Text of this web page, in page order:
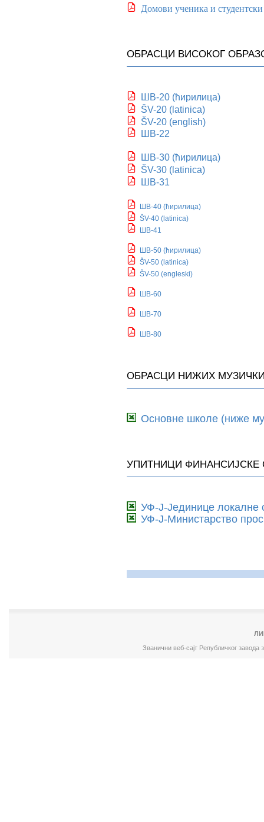
Домови ученика и
ОБРАСЦИ ВИСОКОГ
ШВ-20 (ћирилица)
ŠV-20 (latinica)
ŠV-20 (english)
ШВ-22
ШВ-30 (ћирилица)
ŠV-30 (latinica)
ШВ-31
ШВ-40 (ћирилица)
ŠV-40 (latinica)
ШВ-41
ШВ-50 (ћирилица)
ŠV-50 (latinica)
ŠV-50 (engleski)
ШВ-60
ШВ-70
ШВ-80
ОБРАСЦИ НИЖИХ
Основне школе (ниже
УПИТНИЦИ ФИНАНСИЈСКЕ
УФ-Ј-Јединице локалне
УФ-Ј-Министарство
Званични веб-сајт Републичког